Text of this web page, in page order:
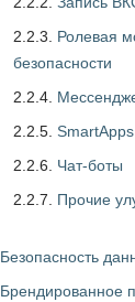
2.2.3. Ролевая
безопасности
2.2.4.
2.2.5. SmartApps
2.2.6. Чат-боты
2.2.7. Прочие
Безопасность
Брендированное